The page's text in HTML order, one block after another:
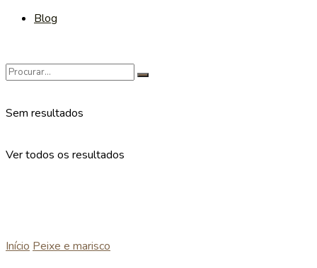
Blog
Sem resultados
Ver todos os resultados
Início Peixe e marisco